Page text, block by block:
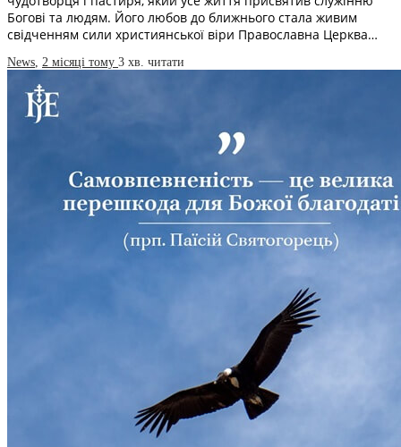
Богові та людям. Його любов до ближнього стала живим
свідченням сили християнської віри Православна Церква…
News 2 місяці тому 3 хв. читати